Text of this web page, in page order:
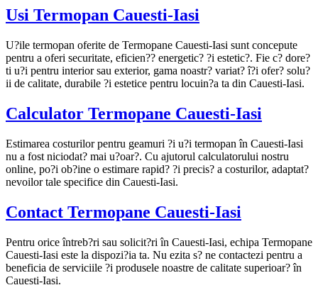
Usi Termopan Cauesti-Iasi
U?ile termopan oferite de Termopane Cauesti-Iasi sunt concepute
pentru a oferi securitate, eficien?? energetic? ?i estetic?. Fie c? dore?
ti u?i pentru interior sau exterior, gama noastr? variat? î?i ofer? solu?
ii de calitate, durabile ?i estetice pentru locuin?a ta din Cauesti-Iasi.
Calculator Termopane Cauesti-Iasi
Estimarea costurilor pentru geamuri ?i u?i termopan în Cauesti-Iasi
nu a fost niciodat? mai u?oar?. Cu ajutorul calculatorului nostru
online, po?i ob?ine o estimare rapid? ?i precis? a costurilor, adaptat?
nevoilor tale specifice din Cauesti-Iasi.
Contact Termopane Cauesti-Iasi
Pentru orice întreb?ri sau solicit?ri în Cauesti-Iasi, echipa Termopane
Cauesti-Iasi este la dispozi?ia ta. Nu ezita s? ne contactezi pentru a
beneficia de serviciile ?i produsele noastre de calitate superioar? în
Cauesti-Iasi.